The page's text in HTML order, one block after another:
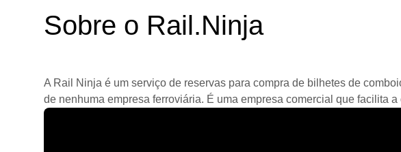
Sobre o Rail.Ninja
A Rail Ninja é um serviço de reservas para compra de bilhetes de
de nenhuma empresa ferroviária. É uma empresa comercial que facilita